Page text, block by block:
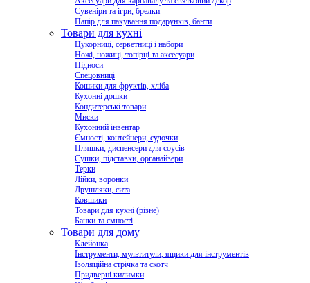
Сувеніри та ігри, брелки
Папір для пакування подарунків, банти
Товари для кухні
Цукорниці, серветниці і набори
Ножі, ножиці, топірці та аксесуари
Підноси
Спецовниці
Кошики для фруктів, хліба
Кухонні дошки
Кондитерські товари
Миски
Кухонний інвентар
Ємності, контейнери, судочки
Пляшки, диспенсери для соусів
Сушки, підставки, органайзери
Терки
Лійки, воронки
Друшляки, сита
Ковшики
Товари для кухні (різне)
Банки та ємності
Товари для дому
Клейонка
Інструменти, мультитули, ящики для інструментів
Ізоляційна стрічка та скотч
Придверні килимки